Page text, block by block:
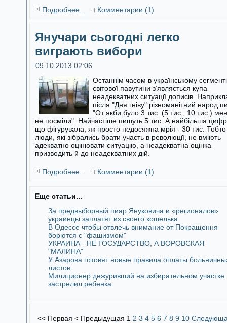
Подробнее...
Комментарии (1)
Янучари сьогодні легко
виграють вибори
09.10.2013 02:06
Останнім часом в українському сегменті
світової павутини з’являється купа
неадекватних ситуації дописів.
після "Дня гніву" різноманітний народ
"От якби було 3 тис. (5 тис., 10 тис.)
не посміли". Найчастіше пишуть 5 тис. А найбільша
що фігурувала, як просто недосяжна мрія - 30 тис. Тобто
люди, які зібрались брати участь в революції, не вміють
адекватно оцінювати ситуацію, а неадекватна оцінка
призводить й до неадекватних дій.
Подробнее... Комментарии (1)
Еще статьи...
За предвыборный пиар Януковича и «регионалов»
украинцы заплатят из своего кошелька
В Одессе чтобы отвлечь внимание от Покращення
борются с "фашизмом"
УКРАИНА - НЕ ГОСУДАРСТВО, А ВОРОВСКАЯ
"МАЛИНА"
У Азарова готовят новые правила оплаты
листов
Милиционер дежуривший на избирательном участке
застрелил ребенка.
<< Первая < Предыдущая 1 2 3 4 5 6 7 8 9 10